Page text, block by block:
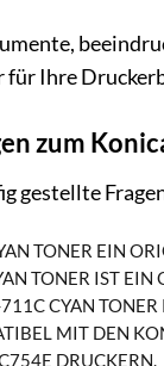
für Ihre
zum
gestellte
TONER EIN
TONER IST
CYAN TONER
MIT DEN
DRUCKERN.